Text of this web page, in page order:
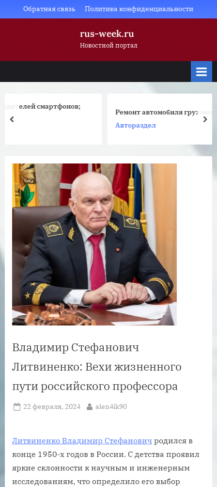
to
Обратная связь Политика конфиденциальности
rus-week.ru
Новостной портал
Ремонт автомобиля грузового
prev
Владимир Стефанович
Литвиненко: Вехи жизненного
пути российского профессора
Posted
22 февраля, 2024 By
alen4ik90
Литвиненко Владимир Стефанович родился в
конце 1950-х годов в России. С детства проявил
яркие склонности к научным и инженерным
исследованиям, что определило его выбор